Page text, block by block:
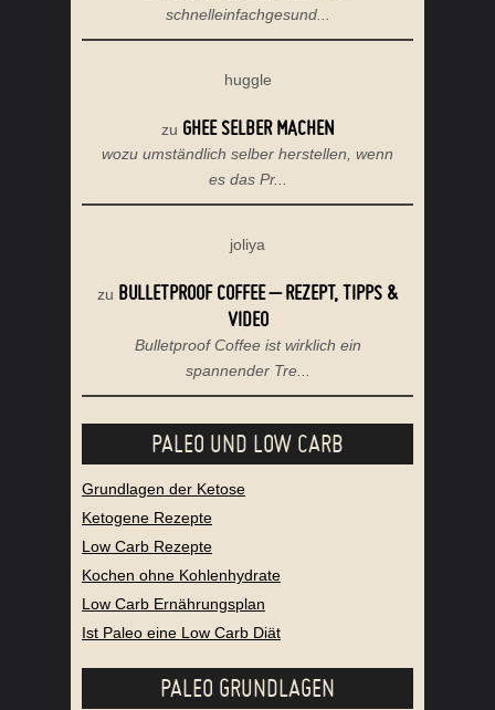
schnelleinfachgesund...
huggle
zu GHEE SELBER MACHEN
wozu umständlich selber herstellen, wenn
es das Pr...
joliya
zu BULLETPROOF COFFEE – REZEPT, TIPPS &
VIDEO
Bulletproof Coffee ist wirklich ein
spannender Tre...
PALEO UND LOW CARB
Grundlagen der Ketose
Ketogene Rezepte
Low Carb Rezepte
Kochen ohne Kohlenhydrate
Low Carb Ernährungsplan
Ist Paleo eine Low Carb Diät
PALEO GRUNDLAGEN